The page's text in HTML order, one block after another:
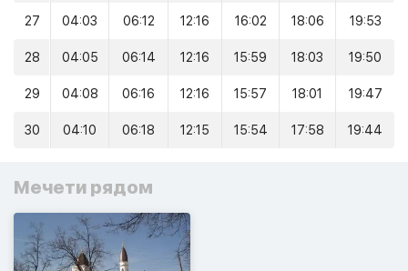
27 04:03 06:12 12:16 16:02 18:06 19:53
28 04:05 06:14 12:16 15:59 18:03 19:50
29 04:08 06:16 12:16 15:57 18:01 19:47
30 04:10 06:18 12:15 15:54 17:58 19:44
Мечети рядом